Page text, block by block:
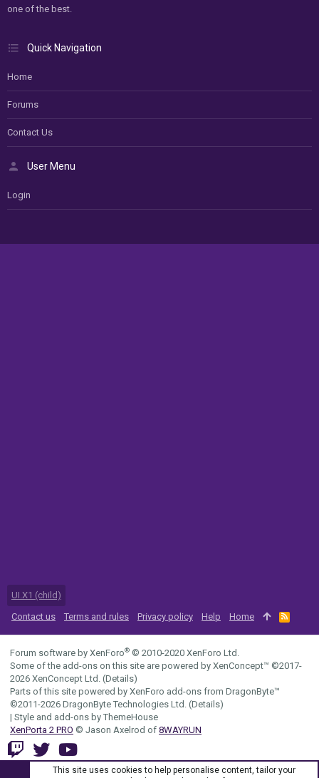
one of the best.
Quick Navigation
Home
Forums
Contact Us
User Menu
Login
UI.X1 (child)
Contact us
Terms and rules Privacy policy Help Home
R
S
S
Forum software by XenForo® © 2010-2020 XenForo Ltd.
Some of the add-ons on this site are powered by XenConcept™ ©2017-
2026 XenConcept Ltd. (Details)
Parts of this site powered by XenForo add-ons from DragonByte™
©2011-2026 DragonByte Technologies Ltd. (Details)
| Style and add-ons by ThemeHouse
XenPorta 2 PRO © Jason Axelrod of 8WAYRUN
This site uses cookies to help personalise content, tailor your